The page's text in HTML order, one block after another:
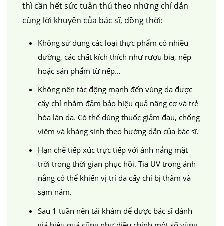
thì cần hết sức tuân thủ theo những chỉ dẫn
cùng lời khuyên của bác sĩ, đồng thời:
Không sử dụng các loại thực phẩm có nhiều
đường, các chất kích thích như rượu bia, nếp
hoặc sản phẩm từ nếp…
Không nên tác động mạnh đến vùng da được
cấy chỉ nhằm đảm bảo hiệu quả nâng cơ và trẻ
hóa làn da. Có thể dùng thuốc giảm đau, chống
viêm và kháng sinh theo hướng dẫn của bác sĩ.
Hạn chế tiếp xúc trực tiếp với ánh nắng mặt
trời trong thời gian phục hồi. Tia UV trong ánh
nắng có thể khiến vị trí da cấy chỉ bị thâm và
sạm nám.
Sau 1 tuần nên tái khám để được bác sĩ đánh